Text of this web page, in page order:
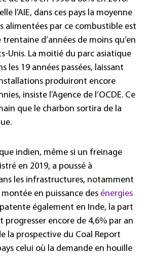
l’AIE, dans ces pays la moyenne
alimentées par ce combustible est
d’années de moins qu’en
Unis. La moitié du parc asiatique
les 19 années passées, laissant
produiront encore
insiste l’Agence de l’OCDE. Ce
que le charbon sortira de la
indien, même si un freinage
en 2019, a poussé à
les infrastructures, notamment
montée en puissance des énergies
également en Inde, la part
progresser encore de 4,6% par an
la prospective du Coal Report
celui où la demande en houille